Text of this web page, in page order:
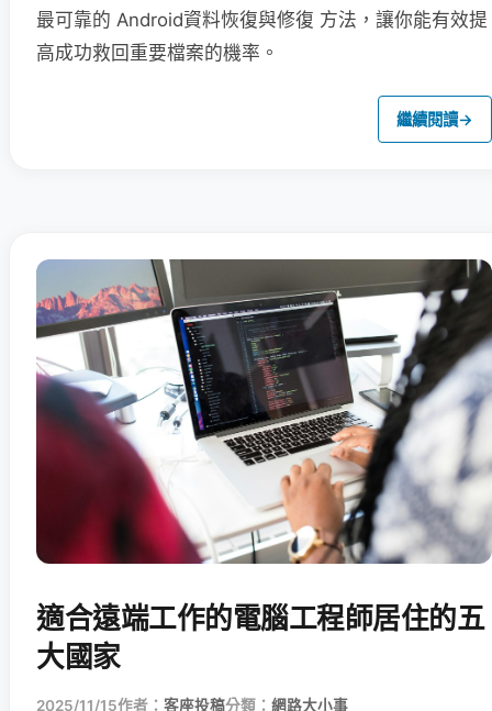
最可靠的 Android資料恢復與修復 方法，讓你能有效提
高成功救回重要檔案的機率。
繼續閱讀→
適合遠端工作的電腦工程師居住的五
大國家
2025/11/15作者： 客座投稿分類： 網路大小事